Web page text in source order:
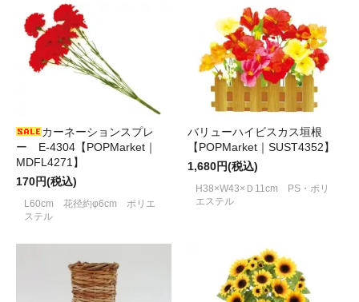
カーネーションスプレ
ー E-4304【POPMarket｜
MDFL4271】
170円(税込)
L60cm 花径約φ6cm ポリエ
ステル
バリューハイビスカス垣根
【POPMarket｜SUST4352】
1,680円(税込)
H38×W43×Ｄ11cm PS・ポリ
エステル